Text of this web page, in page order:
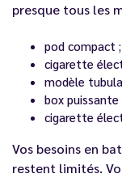
presque tous les
pod compact ;
cigarette
modèle
box puissante
cigarette
Vos besoins en
restent limités.